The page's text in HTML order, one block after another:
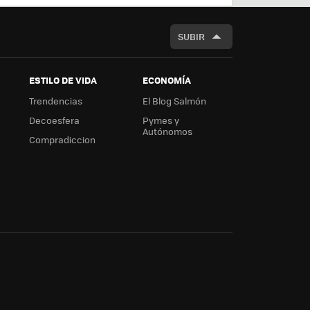
BUSCAR
SUBIR
ESTILO DE VIDA
Trendencias
Decoesfera
Compradiccion
ECONOMÍA
El Blog Salmón
Pymes y
Autónomos